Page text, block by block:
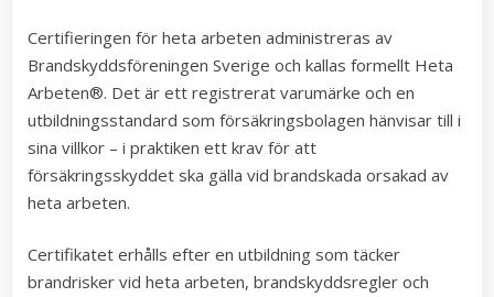
Certifieringen för heta arbeten administreras av
Brandskyddsföreningen Sverige och kallas formellt Heta
Arbeten®. Det är ett registrerat varumärke och en
utbildningsstandard som försäkringsbolagen hänvisar till i
sina villkor – i praktiken ett krav för att
försäkringsskyddet ska gälla vid brandskada orsakad av
heta arbeten.
Certifikatet erhålls efter en utbildning som täcker
brandrisker vid heta arbeten, brandskyddsregler och